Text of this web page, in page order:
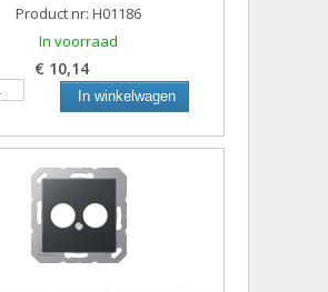
Product nr: H01186
In voorraad
€ 10,14
In winkelwagen